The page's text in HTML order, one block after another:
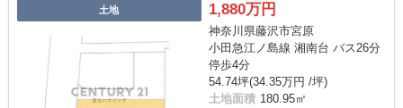
土地 1,880万円
神奈川県藤沢市宮原
小田急江ノ島線 湘南台 バス26分
停歩4分
54.74坪(34.35万円 /坪)
土地面積 180.95㎡